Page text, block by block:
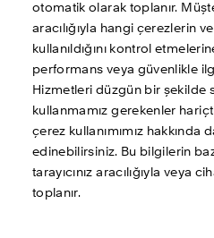
otomatik olarak toplanır.
aracılığıyla hangi çerezlerin
kullanıldığını kontrol
performans veya güvenlikle
Hizmetleri düzgün bir şekilde
kullanmamız gerekenler
çerez kullanımımız hakkında
edinebilirsiniz. Bu bilgilerin
tarayıcınız aracılığıyla veya
toplanır.